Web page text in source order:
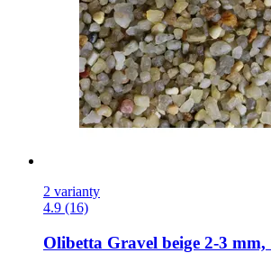
2 varianty
4.9 (16)
Olibetta Gravel beige 2-​3 mm,